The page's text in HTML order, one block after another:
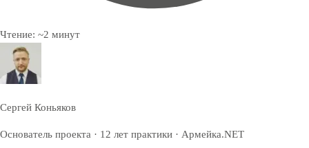
Чтение: ~2 минут
Сергей Коньяков
Основатель проекта · 12 лет практики · Армейка.NET